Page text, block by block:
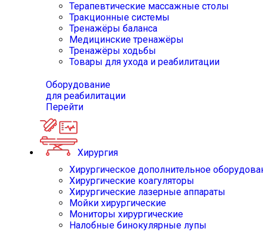
Терапевтические массажные столы
Тракционные системы
Тренажёры баланса
Медицинские тренажёры
Тренажёры ходьбы
Товары для ухода и реабилитации
Оборудование
для реабилитации
Перейти
Хирургия
Хирургическое дополнительное
Хирургические коагуляторы
Хирургические лазерные аппараты
Мойки хирургические
Мониторы хирургические
Налобные бинокулярные лупы